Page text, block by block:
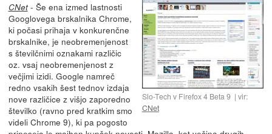
Slo-Tech v Firefox 4 Beta 9
vir:
CNet
CNet- Še ena izmed lastnosti
Googlovega brskalnika Chrome,
ki počasi prihaja v konkurenčne
brskalnike, je neobremenjenost
s številčnimi oznakami različic
oz. vsaj neobremenjenost z
večjimi izidi. Google namreč
redno vsakih šest tednov izdaja
nove različice z višjo zaporedno
številko (ravno pred kratkim smo
videli Chrome 9), ki pa pogosto